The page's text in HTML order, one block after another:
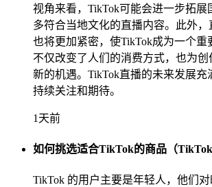
视角来看，TikTok可能会进一步拓展
多符合当地文化的直播内容。此外
也将更加紧密，使TikTok成为一个重
不仅改变了人们的消费方式，也为创
新的机遇。TikTok直播的未来发展充
持续关注和期待。
1天前
如何挑选适合TikTok的商品（TikTok
TikTok 的用户主要是年轻人，他们